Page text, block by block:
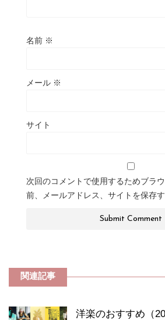
名前 ※
メール ※
サイト
次回のコメントで使用するためブラ
前、メールアドレス、サイトを保存す
関連記事
洋楽のおすすめ（